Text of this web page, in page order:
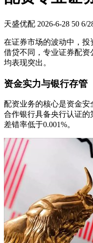
天盛优配 2026-6-28 50 6/
在证券市场的波动中，投
借贷不同，专业证券配
均表现突出。
资金实力与银行存管
配资业务的核心是资金安
合作银行具备央行认证的
差错率低于0.001%。